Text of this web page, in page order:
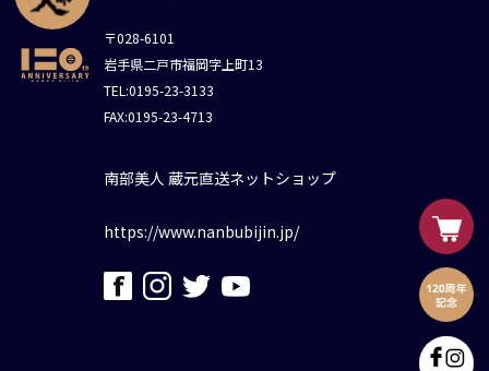
〒028-6101
岩手県二戸市福岡字上町13
TEL:0195-23-3133
FAX:0195-23-4713
南部美人 蔵元直送ネットショップ
https://www.nanbubijin.jp/